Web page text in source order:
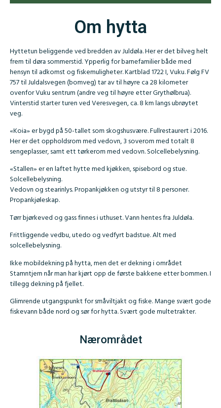
Om hytta
Hyttetun beliggende ved bredden av Juldøla. Her er det bilveg helt
frem til døra sommerstid. Ypperlig for barnefamilier både med
hensyn til adkomst og fiskemuligheter. Kartblad 1722 I, Vuku. Følg FV
757 til Juldalsvegen (bomveg) tar av til høyre ca 28 kilometer
ovenfor Vuku sentrum (andre veg til høyre etter Grythølbrua).
Vinterstid starter turen ved Veresvegen, ca. 8 km langs ubrøytet
veg.
«Koia» er bygd på 50-tallet som skogshusvære. Fullrestaurert i 2016.
Her er det oppholdsrom med vedovn, 3 soverom med totalt 8
sengeplasser, samt ett tørkerom med vedovn. Solcellebelysning.
«Stallen» er en laftet hytte med kjøkken, spisebord og stue.
Solcellebelysning.
Vedovn og stearinlys. Propankjøkken og utstyr til 8 personer.
Propankjøleskap.
Tørr bjørkeved og gass finnes i uthuset. Vann hentes fra Juldøla.
Frittliggende vedbu, utedo og vedfyrt badstue. Alt med
solcellebelysning.
Ikke mobildekning på hytta, men det er dekning i området
Stamntjern når man har kjørt opp de første bakkene etter bommen. I
tillegg dekning på fjellet.
Glimrende utgangspunkt for småviltjakt og fiske. Mange svært gode
fiskevann både nord og sør for hytta. Svært gode multetrakter.
Nærområdet